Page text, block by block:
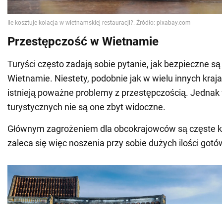
Przestępczość w Wietnamie
Turyści często zadają sobie pytanie, jak bezpieczne
Wietnamie. Niestety, podobnie jak w wielu innych
istnieją poważne problemy z przestępczością.
turystycznych nie są one zbyt widoczne.
Głównym zagrożeniem dla obcokrajowców są częste
zaleca się więc noszenia przy sobie dużych ilości